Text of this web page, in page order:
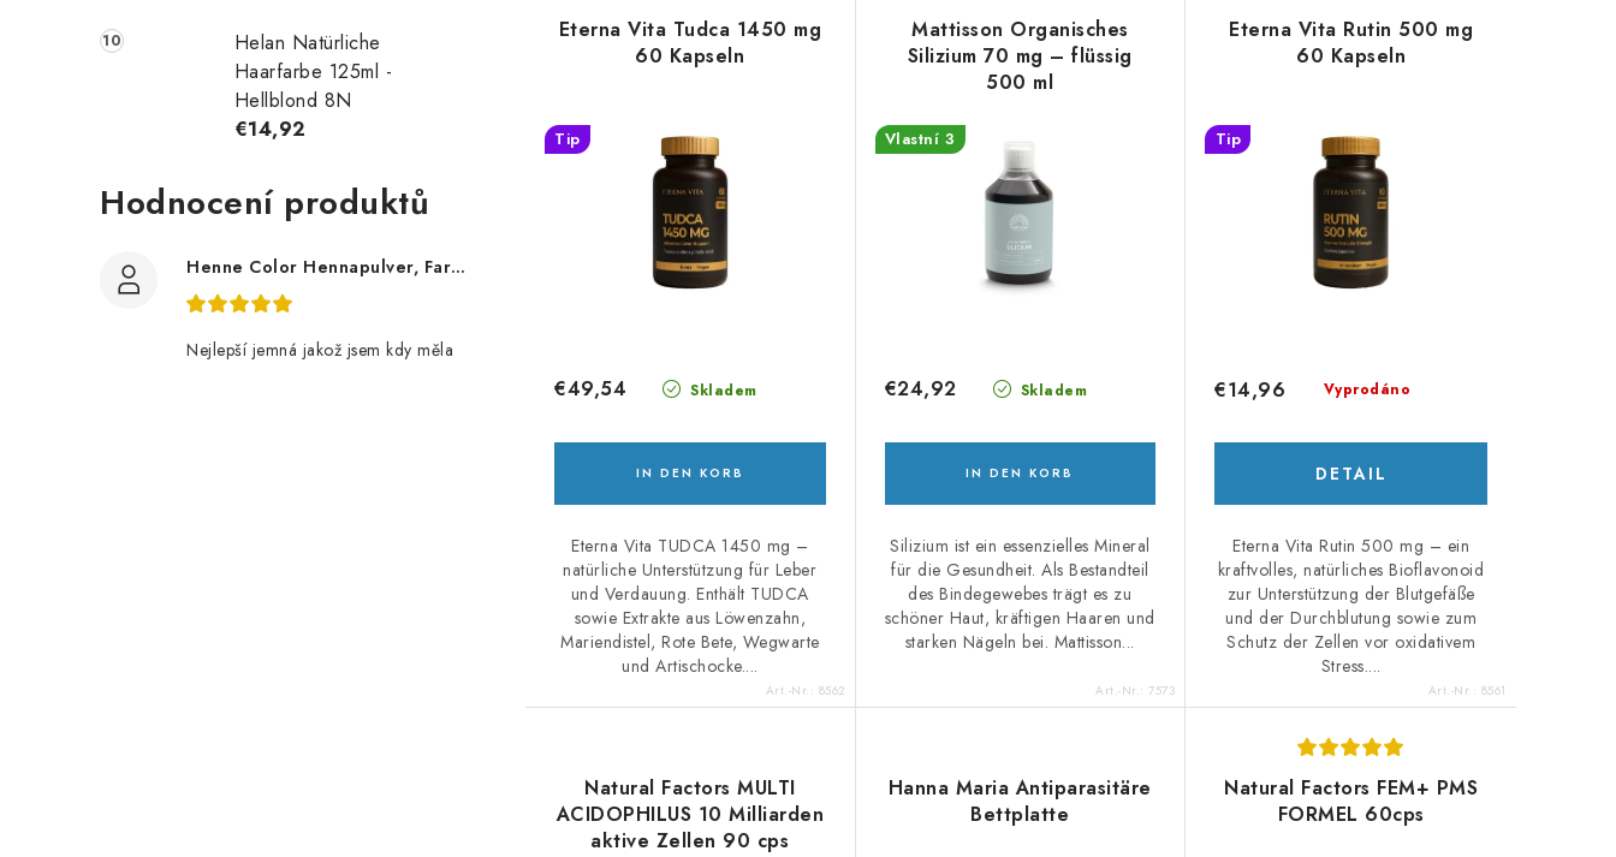
Helan Natürliche
Haarfarbe 125ml -
Hellblond 8N
€14,92
Hodnocení produktů
Henne Color Hennapulver, Farbe: Braun, 100 g
Nejlepší jemná jakož jsem kdy měla
d
k
t
i
e
u
n
g
e
Eterna Vita Tudca 1450 mg
60 Kapseln
Tip
Skladem
€49,54
IN DEN KORB
Eterna Vita TUDCA 1450 mg –
natürliche Unterstützung für Leber
und Verdauung. Enthält TUDCA
sowie Extrakte aus Löwenzahn,
Mariendistel, Rote Bete, Wegwarte
und Artischocke....
Art.-Nr.: 8562
Mattisson Organisches
Silizium 70 mg – flüssig
500 ml
Vlastní 3
Skladem
€24,92
IN DEN KORB
Silizium ist ein essenzielles Mineral
für die Gesundheit. Als Bestandteil
des Bindegewebes trägt es zu
schöner Haut, kräftigen Haaren und
starken Nägeln bei. Mattisson...
Art.-Nr.:7573
Eterna Vita Rutin 500 mg
60 Kapseln
Tip
Vyprodáno
€14,96
DETAIL
Eterna Vita Rutin 500 mg – ein
kraftvolles, natürliches Bioflavonoid
zur Unterstützung der Blutgefäße
und der Durchblutung sowie zum
Schutz der Zellen vor oxidativem
Stress....
Art.-Nr.: 8561
Natural Factors MULTI
ACIDOPHILUS 10 Milliarden
aktive Zellen 90 cps
Hanna Maria Antiparasitäre
Bettplatte
Natural Factors FEM+ PMS
FORMEL 60cps